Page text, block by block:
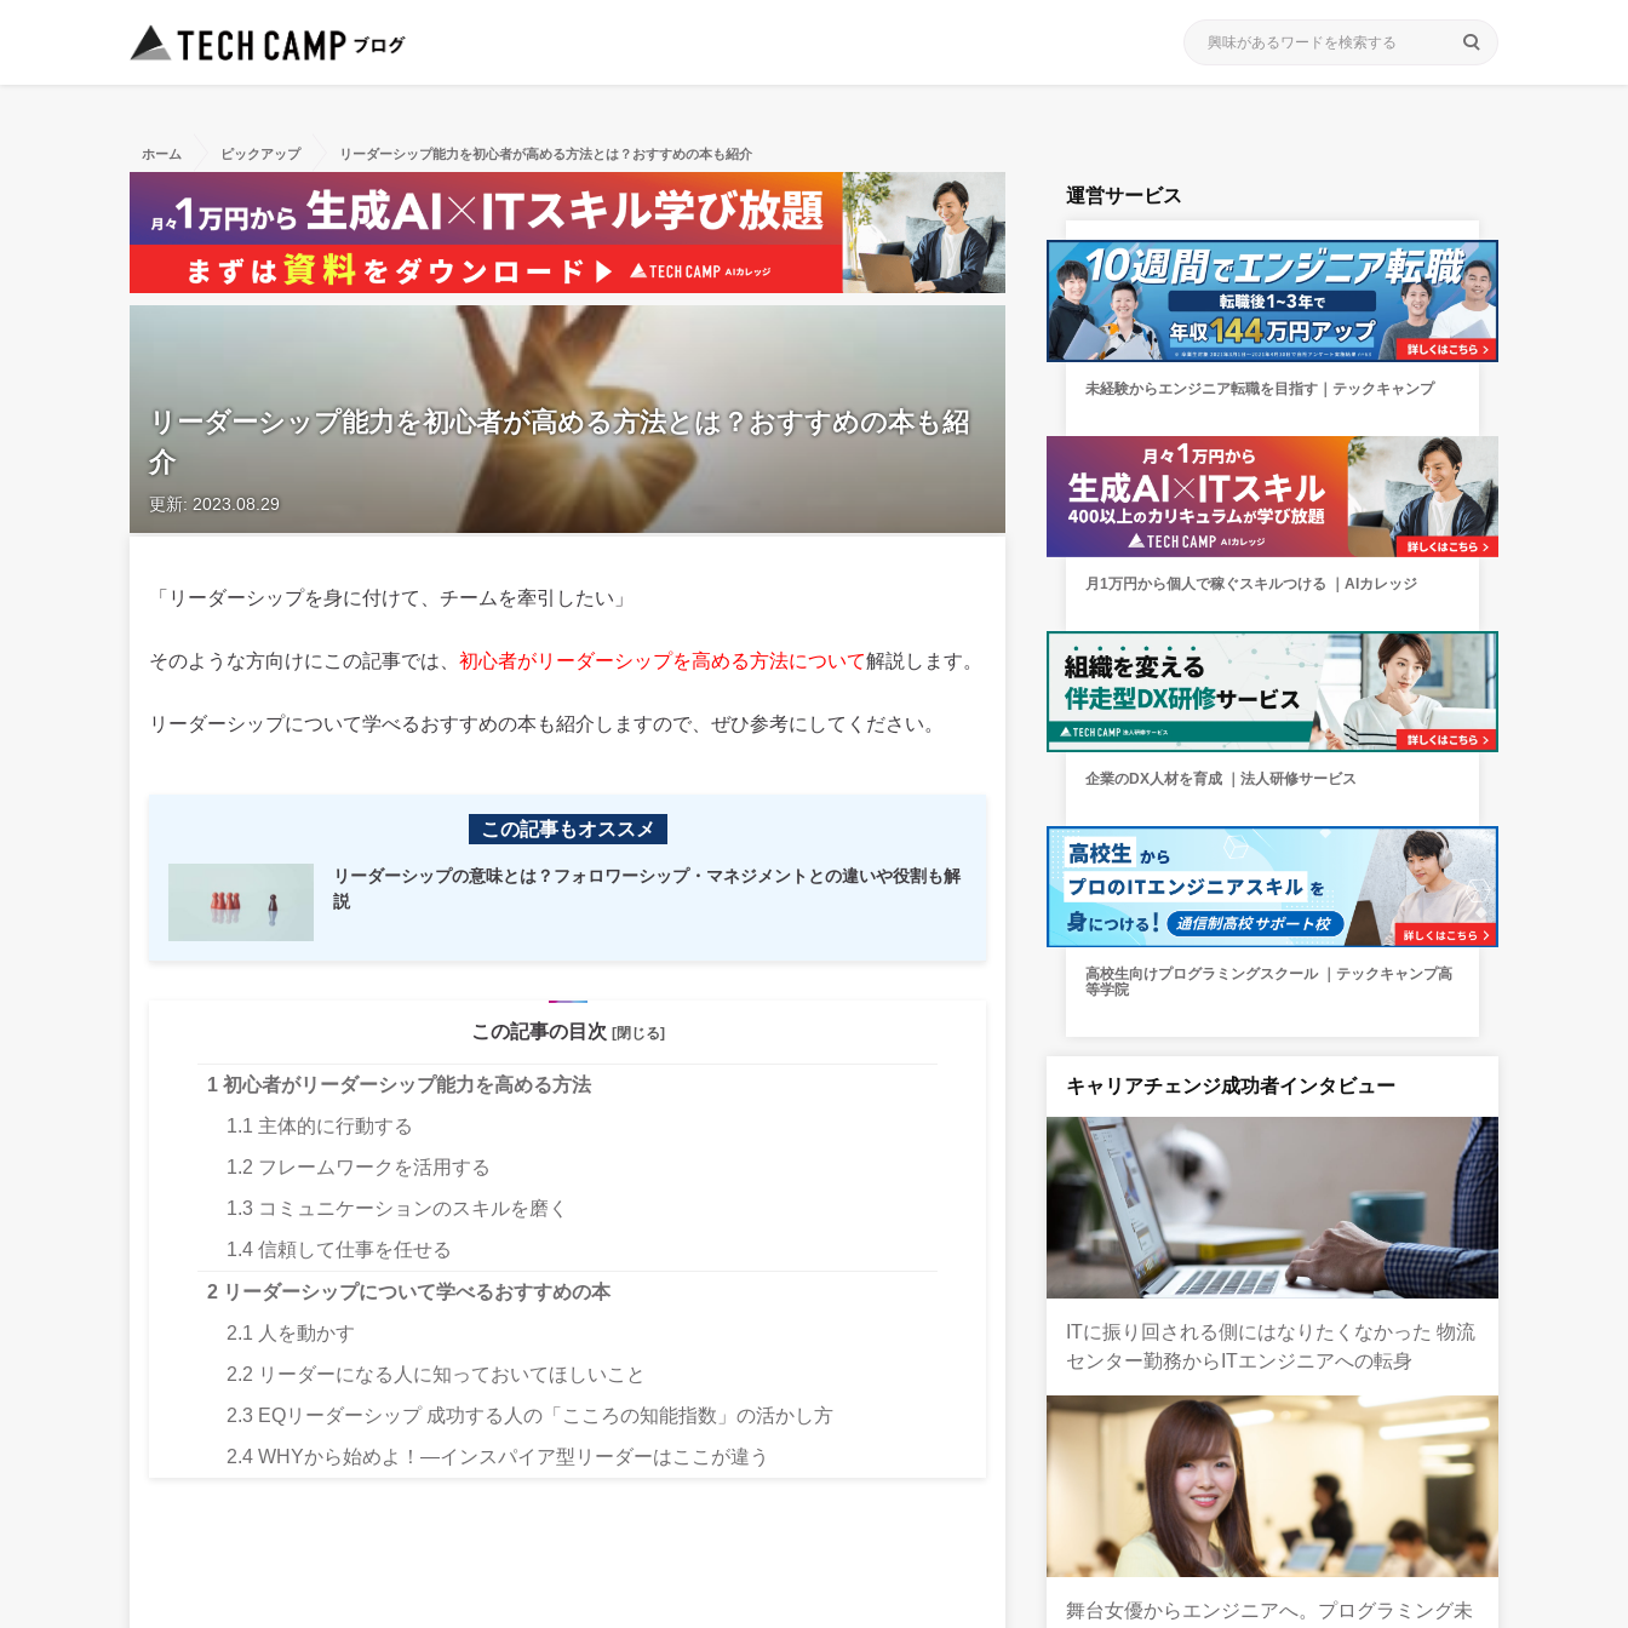
search
ホーム ピックアップ リーダーシップ能力を初心者が高める方法とは？おすすめの本も紹介
リーダーシップ能力を初心者が高める方法とは？おすすめの本も紹
介
更新: 2023.08.29
「リーダーシップを身に付けて、チームを牽引したい」
そのような方向けにこの記事では、 初心者がリーダーシップを高める方法について解説します。
リーダーシップについて学べるおすすめの本も紹介しますので、ぜひ参考にしてください。
この記事もオススメ
リーダーシップの意味とは？フォロワーシップ・マネジメントとの違いや役割も解
説
この記事の目次 [閉じる]
1 初心者がリーダーシップ能力を高める方法
1.1 主体的に行動する
1.2 フレームワークを活用する
1.3 コミュニケーションのスキルを磨く
1.4 信頼して仕事を任せる
2 リーダーシップについて学べるおすすめの本
2.1 人を動かす
2.2 リーダーになる人に知っておいてほしいこと
2.3 EQリーダーシップ 成功する人の「こころの知能指数」の活かし方
2.4 WHYから始めよ！―インスパイア型リーダーはここが違う
運営サービス
未経験からエンジニア転職を目指す｜テックキャンプ
月1万円から個人で稼ぐスキルつける ｜AIカレッジ
企業のDX人材を育成 ｜法人研修サービス
高校生向けプログラミングスクール ｜テックキャンプ高
等学院
キャリアチェンジ成功者インタビュー
ITに振り回される側にはなりたくなかった 物流
センター勤務からITエンジニアへの転身
舞台女優からエンジニアへ。プログラミング未